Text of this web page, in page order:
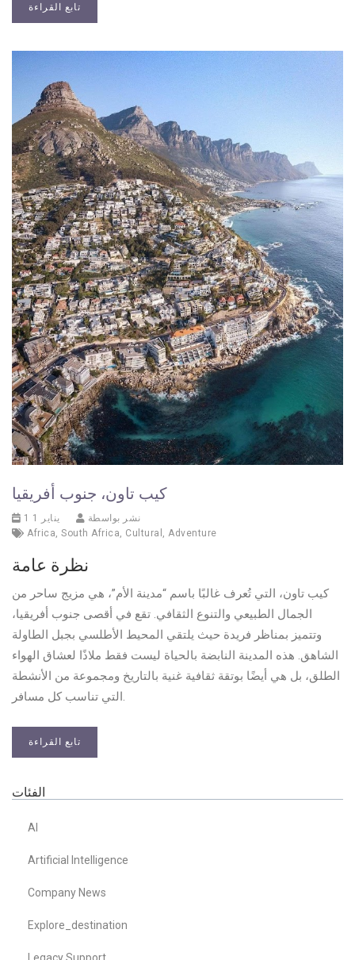
تابع القراءة
كيب تاون، جنوب أفريقيا
1 يناير 1
نشر بواسطة
Africa, South Africa, Cultural , Adventure
نظرة عامة
كيب تاون، التي تُعرف غالبًا باسم “مدينة الأم”، هي مزيج ساحر من
الجمال الطبيعي والتنوع الثقافي. تقع في أقصى جنوب أفريقيا،
وتتميز بمناظر فريدة حيث يلتقي المحيط الأطلسي بجبل الطاولة
الشاهق. هذه المدينة النابضة بالحياة ليست فقط ملاذًا لعشاق الهواء
الطلق، بل هي أيضًا بوتقة ثقافية غنية بالتاريخ ومجموعة من الأنشطة
التي تناسب كل مسافر.
تابع القراءة
الفئات
AI
Artificial Intelligence
Company News
Explore_destination